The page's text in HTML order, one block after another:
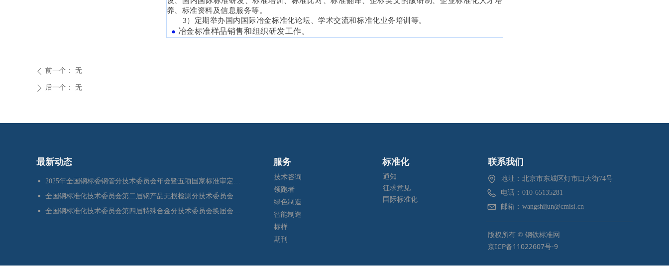
养、标准资料及信息服务等。
3）定期举办国内国际冶金标准化论坛、学术交流和标准化业务培训等。
● 冶金标准样品销售和组织研发工作。
ꄴ 前一个： 无
ꄲ 后一个： 无
最新动态
넷 2025年全国钢标委钢管分技术委员会年会暨五项国家标准审定会在江苏苏州成功召开
넷 全国钢标准化技术委员会第二届钢产品无损检测分技术委员会换届会暨四项标准审定会在苏州成功召开
넷 全国钢标准化技术委员会第四届特殊合金分技术委员会换届会暨七项标准预审会在昆明顺利召开
服务
技术咨询
领跑者
绿色制造
智能制造
标样
期刊
通知
征求意见
国际标准化
标准化 联系我们
地址： 北京市东城区灯市口大街74号
电话： 010-65135281
邮箱： wangshijun@cmisi.cn
版权所有 © 钢铁标准网
京ICP备11022607号-9